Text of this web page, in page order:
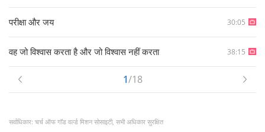
परीक्षा और जय 30:05
वह जो विश्वास करता है और जो विश्वास नहीं करता 38:15
1/18
सर्वाधिकार: चर्च ऑफ गॉड वर्ल्ड मिशन सोसाइटी, सभी अधिकार सुरक्षित